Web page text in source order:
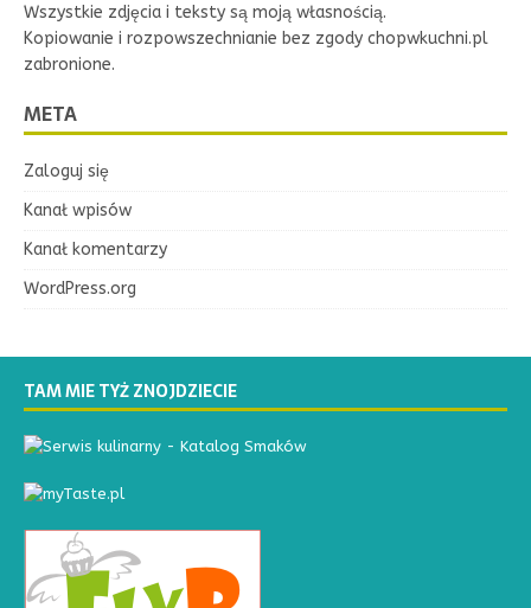
Wszystkie zdjęcia i teksty są moją własnością.
Kopiowanie i rozpowszechnianie bez zgody chopwkuchni.pl
zabronione.
META
Zaloguj się
Kanał wpisów
Kanał komentarzy
WordPress.org
TAM MIE TYŻ ZNOJDZIECIE